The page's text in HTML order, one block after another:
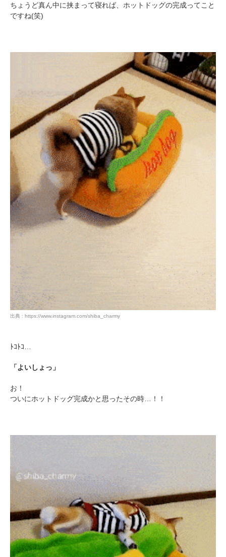
ちょうど真ん中に挟まって寝れば、ホットドッグの完成ってこと
ですね(笑)
出典 : https://www.instagram.com/shiba_charmy
ﾄｺﾄｺ…
「よいしょっ」
お！
ついにホットドッグ完成かと思ったその時…！！